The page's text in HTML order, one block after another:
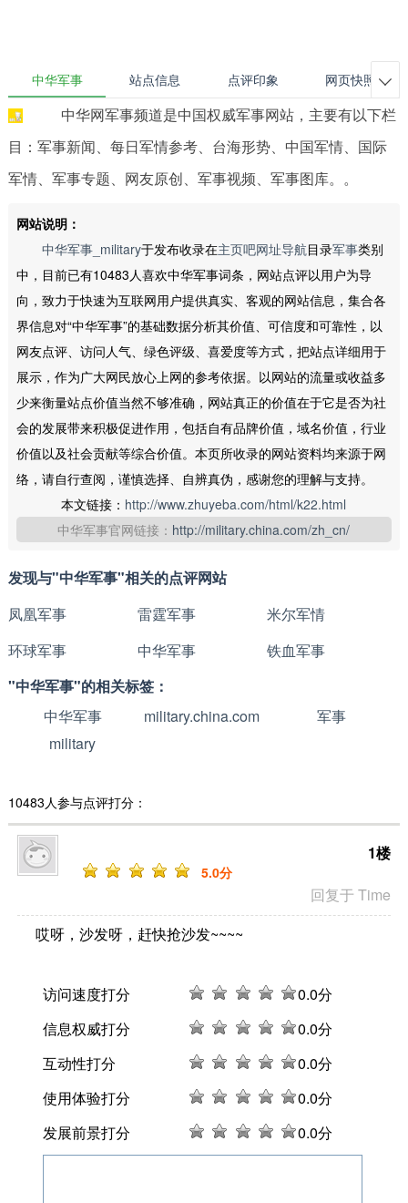
中华军事 站点信息 点评印象 网页快照 
中华网军事频道是中国权威军事网站，主要有以下栏
目：军事新闻、每日军情参考、台海形势、中国军情、国际
军情、军事专题、网友原创、军事视频、军事图库。。
网站说明：
中华军事_military于发布收录在主页吧网址导航目录军事类别
中，目前已有10483人喜欢中华军事词条，网站点评以用户为导
向，致力于快速为互联网用户提供真实、客观的网站信息，集合各
界信息对“中华军事”的基础数据分析其价值、可信度和可靠性，以
网友点评、访问人气、绿色评级、喜爱度等方式，把站点详细用于
展示，作为广大网民放心上网的参考依据。以网站的流量或收益多
少来衡量站点价值当然不够准确，网站真正的价值在于它是否为社
会的发展带来积极促进作用，包括自有品牌价值，域名价值，行业
价值以及社会贡献等综合价值。本页所收录的网站资料均来源于网
络，请自行查阅，谨慎选择、自辨真伪，感谢您的理解与支持。
本文链接： http://www.zhuyeba.com/html/k22.html
中华军事官网链接： http://military.china.com/zh_cn/
发现与"中华军事"相关的点评网站
凤凰军事
雷霆军事
米尔军情
环球军事
中华军事
铁血军事
"中华军事"的相关标签：
中华军事
military.china.com
军事
military
10483人参与点评打分：
回复于 Time
1楼
5.0分
哎呀，沙发呀，赶快抢沙发~~~~
访问速度打分 0.0分
信息权威打分
0.0分
互动性打分
0.0分
使用体验打分
0.0分
发展前景打分
0.0分